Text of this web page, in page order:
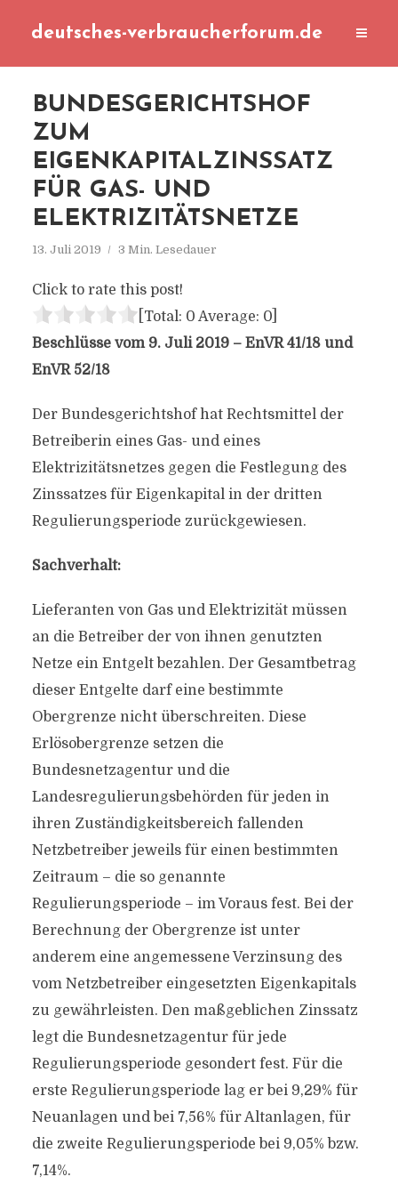
deutsches-verbraucherforum.de
BUNDESGERICHTSHOF
ZUM
EIGENKAPITALZINSSATZ
FÜR GAS- UND
ELEKTRIZITÄTSNETZE
13. Juli 2019 3 Min. Lesedauer
Click to rate this post!
[Total: 0 Average: 0]
Beschlüsse vom 9. Juli 2019 – EnVR 41/18 und
EnVR 52/18
Der Bundesgerichtshof hat Rechtsmittel der
Betreiberin eines Gas- und eines
Elektrizitätsnetzes gegen die Festlegung des
Zinssatzes für Eigenkapital in der dritten
Regulierungsperiode zurückgewiesen.
Sachverhalt:
Lieferanten von Gas und Elektrizität müssen
an die Betreiber der von ihnen genutzten
Netze ein Entgelt bezahlen. Der Gesamtbetrag
dieser Entgelte darf eine bestimmte
Obergrenze nicht überschreiten. Diese
Erlösobergrenze setzen die
Bundesnetzagentur und die
Landesregulierungsbehörden für jeden in
ihren Zuständigkeitsbereich fallenden
Netzbetreiber jeweils für einen bestimmten
Zeitraum – die so genannte
Regulierungsperiode – im Voraus fest. Bei der
Berechnung der Obergrenze ist unter
anderem eine angemessene Verzinsung des
vom Netzbetreiber eingesetzten Eigenkapitals
zu gewährleisten. Den maßgeblichen Zinssatz
legt die Bundesnetzagentur für jede
Regulierungsperiode gesondert fest. Für die
erste Regulierungsperiode lag er bei 9,29% für
Neuanlagen und bei 7,56% für Altanlagen, für
die zweite Regulierungsperiode bei 9,05% bzw.
7,14%.